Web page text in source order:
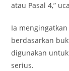
atau Pasal 4,”
Ia
berdasarkan
digunakan
serius.